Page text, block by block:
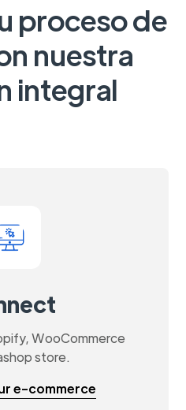
proceso de
nuestra
integral
WooCommerce
store.
e-commerce